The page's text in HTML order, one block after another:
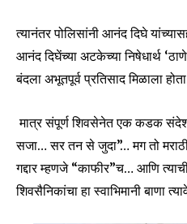
त्यानंतर पोलिसांनी आनंद दिघे
आनंद दिघेंच्या अटकेच्या निषेधार्थ
बंदला अभूतपूर्व प्रतिसाद मिळाला
मात्र संपूर्ण शिवसेनेत एक कडक संदेश
सजा… सर तन से जुदा”… मग तो
गद्दार म्हणजे “काफीर”च… आणि
शिवसैनिकांचा हा स्वाभिमानी बाणा